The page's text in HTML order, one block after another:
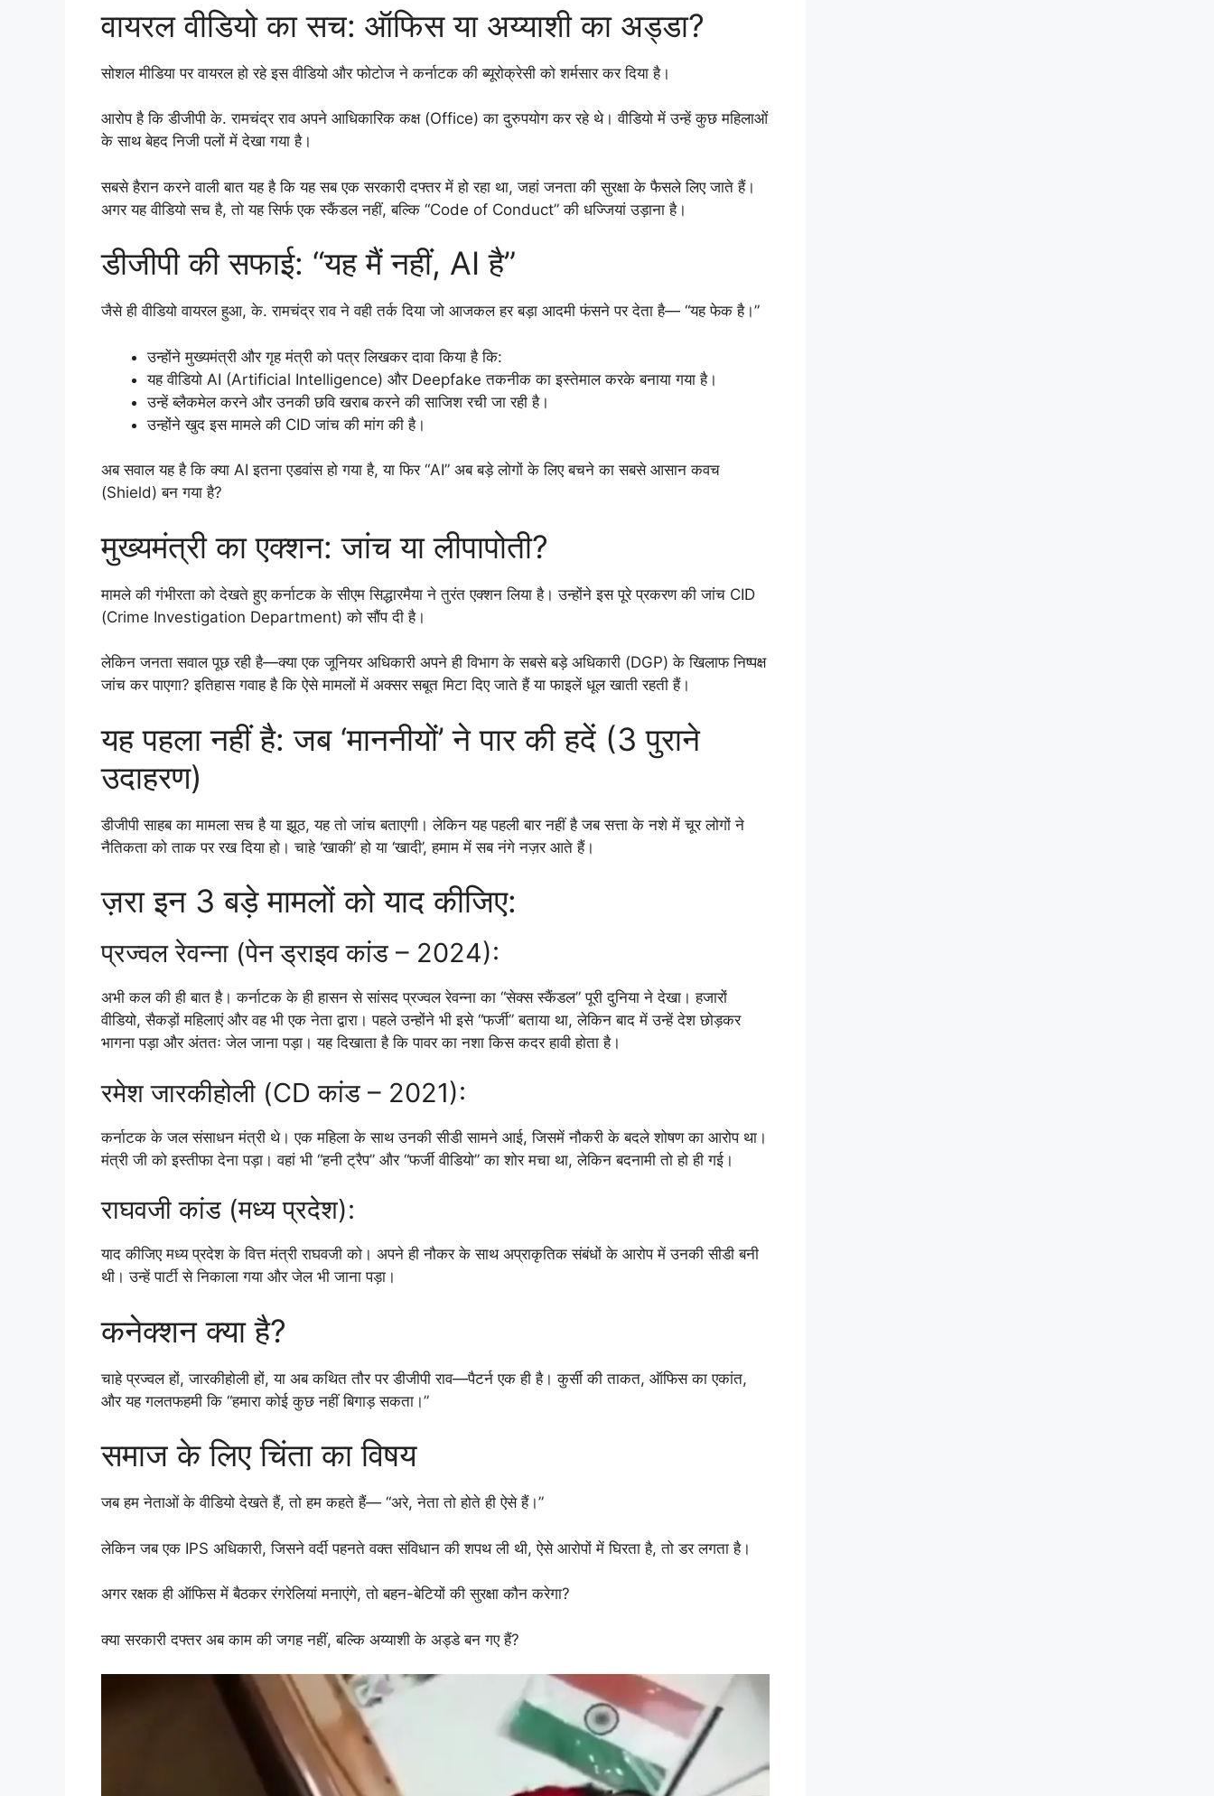
वायरल वीडियो का सच: ऑफिस या अय्याशी का अड्डा?
सोशल मीडिया पर वायरल हो रहे इस वीडियो और फोटोज ने कर्नाटक की ब्यूरोक्रेसी को शर्मसार कर दिया है।
आरोप है कि डीजीपी के. रामचंद्र राव अपने आधिकारिक कक्ष (Office) का दुरुपयोग कर रहे थे। वीडियो में उन्हें कुछ महिलाओं
के साथ बेहद निजी पलों में देखा गया है।
सबसे हैरान करने वाली बात यह है कि यह सब एक सरकारी दफ्तर में हो रहा था, जहां जनता की सुरक्षा के फैसले लिए जाते हैं।
अगर यह वीडियो सच है, तो यह सिर्फ एक स्कैंडल नहीं, बल्कि “Code of Conduct” की धज्जियां उड़ाना है।
डीजीपी की सफाई: “यह मैं नहीं, AI है”
जैसे ही वीडियो वायरल हुआ, के. रामचंद्र राव ने वही तर्क दिया जो आजकल हर बड़ा आदमी फंसने पर देता है— “यह फेक है।”
उन्होंने मुख्यमंत्री और गृह मंत्री को पत्र लिखकर दावा किया है कि:
यह वीडियो AI (Artificial Intelligence) और Deepfake तकनीक का इस्तेमाल करके बनाया गया है।
उन्हें ब्लैकमेल करने और उनकी छवि खराब करने की साजिश रची जा रही है।
उन्होंने खुद इस मामले की CID जांच की मांग की है।
अब सवाल यह है कि क्या AI इतना एडवांस हो गया है, या फिर “AI” अब बड़े लोगों के लिए बचने का सबसे आसान कवच
(Shield) बन गया है?
मुख्यमंत्री का एक्शन: जांच या लीपापोती?
मामले की गंभीरता को देखते हुए कर्नाटक के सीएम सिद्धारमैया ने तुरंत एक्शन लिया है। उन्होंने इस पूरे प्रकरण की जांच CID
(Crime Investigation Department) को सौंप दी है।
लेकिन जनता सवाल पूछ रही है—क्या एक जूनियर अधिकारी अपने ही विभाग के सबसे बड़े अधिकारी (DGP) के खिलाफ निष्पक्ष
जांच कर पाएगा? इतिहास गवाह है कि ऐसे मामलों में अक्सर सबूत मिटा दिए जाते हैं या फाइलें धूल खाती रहती हैं।
यह पहला नहीं है: जब ‘माननीयों’ ने पार की हदें (3 पुराने
उदाहरण)
डीजीपी साहब का मामला सच है या झूठ, यह तो जांच बताएगी। लेकिन यह पहली बार नहीं है जब सत्ता के नशे में चूर लोगों ने
नैतिकता को ताक पर रख दिया हो। चाहे ‘खाकी’ हो या ‘खादी’, हमाम में सब नंगे नज़र आते हैं।
ज़रा इन 3 बड़े मामलों को याद कीजिए:
प्रज्वल रेवन्ना (पेन ड्राइव कांड – 2024):
अभी कल की ही बात है। कर्नाटक के ही हासन से सांसद प्रज्वल रेवन्ना का “सेक्स स्कैंडल” पूरी दुनिया ने देखा। हजारों
वीडियो, सैकड़ों महिलाएं और वह भी एक नेता द्वारा। पहले उन्होंने भी इसे “फर्जी” बताया था, लेकिन बाद में उन्हें देश छोड़कर
भागना पड़ा और अंततः जेल जाना पड़ा। यह दिखाता है कि पावर का नशा किस कदर हावी होता है।
रमेश जारकीहोली (CD कांड – 2021):
कर्नाटक के जल संसाधन मंत्री थे। एक महिला के साथ उनकी सीडी सामने आई, जिसमें नौकरी के बदले शोषण का आरोप था।
मंत्री जी को इस्तीफा देना पड़ा। वहां भी “हनी ट्रैप” और “फर्जी वीडियो” का शोर मचा था, लेकिन बदनामी तो हो ही गई।
राघवजी कांड (मध्य प्रदेश):
याद कीजिए मध्य प्रदेश के वित्त मंत्री राघवजी को। अपने ही नौकर के साथ अप्राकृतिक संबंधों के आरोप में उनकी सीडी बनी
थी। उन्हें पार्टी से निकाला गया और जेल भी जाना पड़ा।
कनेक्शन क्या है?
चाहे प्रज्वल हों, जारकीहोली हों, या अब कथित तौर पर डीजीपी राव—पैटर्न एक ही है। कुर्सी की ताकत, ऑफिस का एकांत,
और यह गलतफहमी कि “हमारा कोई कुछ नहीं बिगाड़ सकता।”
समाज के लिए चिंता का विषय
जब हम नेताओं के वीडियो देखते हैं, तो हम कहते हैं— “अरे, नेता तो होते ही ऐसे हैं।”
लेकिन जब एक IPS अधिकारी, जिसने वर्दी पहनते वक्त संविधान की शपथ ली थी, ऐसे आरोपों में घिरता है, तो डर लगता है।
अगर रक्षक ही ऑफिस में बैठकर रंगरेलियां मनाएंगे, तो बहन-बेटियों की सुरक्षा कौन करेगा?
क्या सरकारी दफ्तर अब काम की जगह नहीं, बल्कि अय्याशी के अड्डे बन गए हैं?